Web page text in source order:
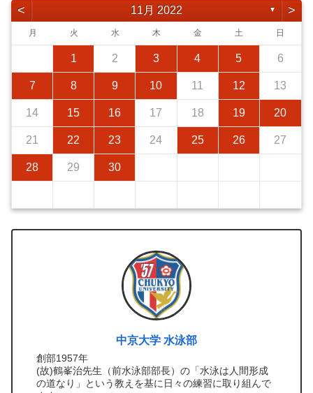
< 11月 2022 ▼ >
月 火 水 木 金 土 日
1 2 3 4 5 6
7 8 9 10 11 12 13
14 15 16 17 18 19 20
21 22 23 24 25 26 27
28 29 30
中京大学 水泳部
創部1957年
(故)鶴峯治先生（前水泳部部長）の「水泳は人間形成
の道なり」という教えを基に日々の練習に取り組んで